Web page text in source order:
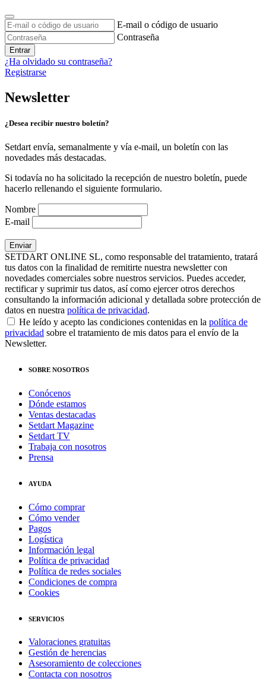
E-mail o código de usuario
Contraseña
Entrar
¿Ha olvidado su contraseña?
Registrarse
Newsletter
¿Desea recibir nuestro boletín?
Setdart envía, semanalmente y vía e-mail, un boletín con las
novedades más destacadas.
Si todavía no ha solicitado la recepción de nuestro boletín, puede
hacerlo rellenando el siguiente formulario.
Nombre
E-mail
SETDART ONLINE SL, como responsable del tratamiento, tratará
tus datos con la finalidad de remitirte nuestra newsletter con
novedades comerciales sobre nuestros servicios. Puedes acceder,
rectificar y suprimir tus datos, así como ejercer otros derechos
consultando la información adicional y detallada sobre protección de
datos en nuestra política de privacidad.
He leído y acepto las condiciones contenidas en la política de
privacidad sobre el tratamiento de mis datos para el envío de la
Newsletter.
SOBRE NOSOTROS
Conócenos
Dónde estamos
Ventas destacadas
Setdart Magazine
Setdart TV
Trabaja con nosotros
Prensa
AYUDA
Cómo comprar
Cómo vender
Pagos
Logística
Información legal
Política de privacidad
Política de redes sociales
Condiciones de compra
Cookies
SERVICIOS
Valoraciones gratuitas
Gestión de herencias
Asesoramiento de colecciones
Contacta con nosotros